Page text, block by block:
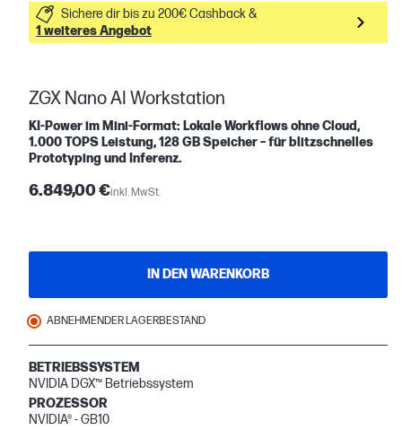
Sichere dir bis zu 200€ Cashback &
1 weiteres Angebot
ZGX Nano AI Workstation
KI-Power im Mini-Format: Lokale Workflows ohne Cloud,
1.000 TOPS Leistung, 128 GB Speicher – für blitzschnelles
Prototyping und Inferenz.
6.849,00 €inkl. MwSt.
IN DEN WARENKORB
ABNEHMENDER LAGERBESTAND
BETRIEBSSYSTEM
NVIDIA DGX™ Betriebssystem
PROZESSOR
NVIDIA® - GB10